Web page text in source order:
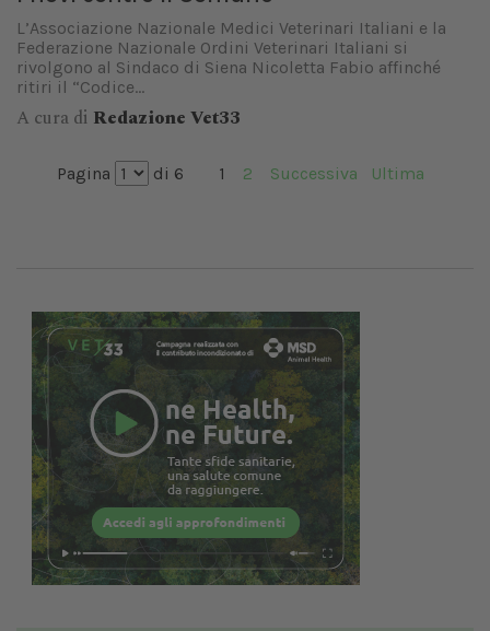
L’Associazione Nazionale Medici Veterinari Italiani e la
Federazione Nazionale Ordini Veterinari Italiani si
rivolgono al Sindaco di Siena Nicoletta Fabio affinché
ritiri il “Codice...
A cura di Redazione Vet33
Pagina di 6 1 2 Successiva Ultima